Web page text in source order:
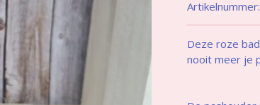
Artikelnummer:
Deze roze
nooit meer je